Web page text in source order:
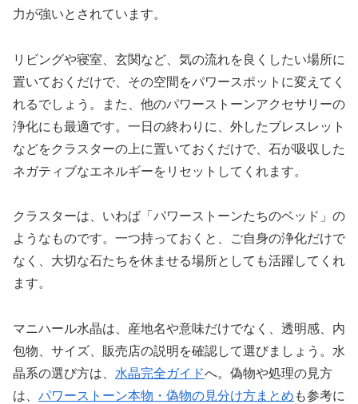
力が強いとされています。
リビングや寝室、玄関など、気の流れを良くしたい場所に
置いておくだけで、その空間をパワースポットに変えてく
れるでしょう。また、他のパワーストーンアクセサリーの
浄化にも最適です。一日の終わりに、外したブレスレット
などをクラスターの上に置いておくだけで、石が吸収した
ネガティブなエネルギーをリセットしてくれます。
クラスターは、いわば「パワーストーンたちのベッド」の
ようなものです。一つ持っておくと、ご自身の浄化だけで
なく、大切な石たちを休ませる場所としても活躍してくれ
ます。
マニハール水晶は、産地名や意味だけでなく、透明感、内
包物、サイズ、販売店の説明を確認して選びましょう。水
晶系の選び方は、 水晶完全ガイドへ。偽物や処理の見方
は、 パワーストーン本物・偽物の見分け方まとめ も参考に